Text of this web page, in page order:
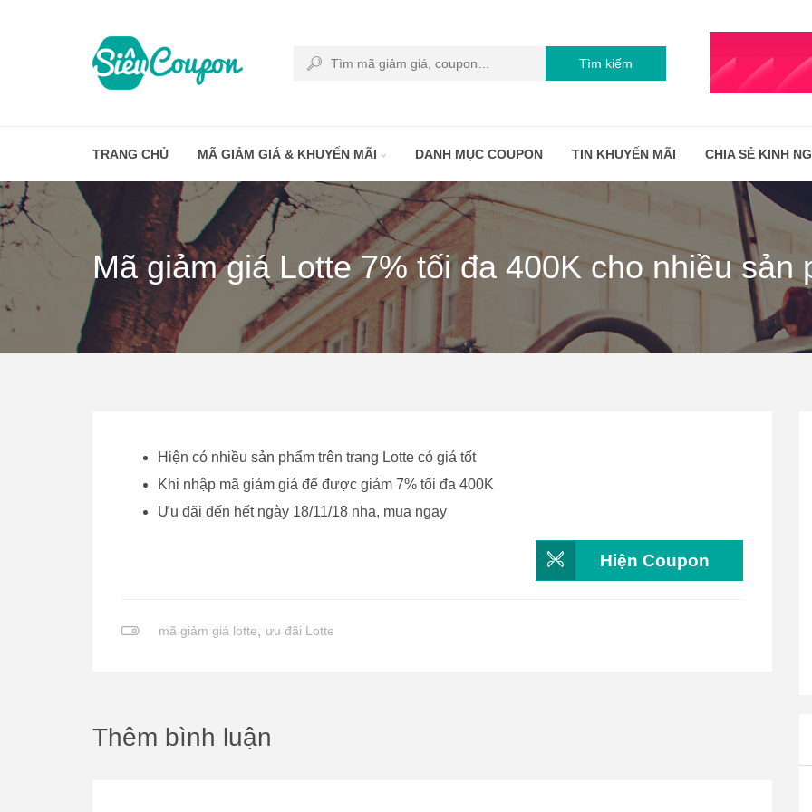
Tìm kiếm
TRANG CHỦ MÃ GIẢM GIÁ & KHUYẾN MÃI DANH MỤC COUPON TIN KHUYẾN MÃI CHIA SẺ KINH
Mã giảm giá Lotte 7% tối đa 400K cho nhiều sản
Hiện có nhiều sản phẩm trên trang Lotte có giá tốt
Khi nhập mã giảm giá để được giảm 7% tối đa 400K
Ưu đãi đến hết ngày 18/11/18 nha, mua ngay
Hiện Coupon
mã giảm giá lotte, ưu đãi Lotte
Thêm bình luận